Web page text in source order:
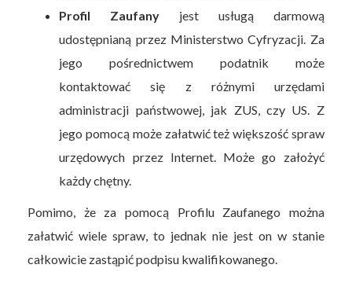
Profil Zaufany jest usługą darmową
udostępnianą przez Ministerstwo Cyfryzacji. Za
jego pośrednictwem podatnik może
kontaktować się z różnymi urzędami
administracji państwowej, jak ZUS, czy US. Z
jego pomocą może załatwić też większość spraw
urzędowych przez Internet. Może go założyć
każdy chętny.
Pomimo, że za pomocą Profilu Zaufanego można
załatwić wiele spraw, to jednak nie jest on w stanie
całkowicie zastąpić podpisu kwalifikowanego.